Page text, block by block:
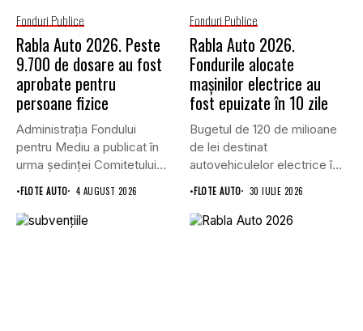
Fonduri Publice
Rabla Auto 2026. Peste
9.700 de dosare au fost
aprobate pentru
persoane fizice
Administrația Fondului
pentru Mediu a publicat în
urma ședinței Comitetului
de Avizare,...
•FLOTE AUTO 4 AUGUST 2026
Fonduri Publice
Rabla Auto 2026.
Fondurile alocate
mașinilor electrice au
fost epuizate în 10 zile
Bugetul de 120 de milioane
de lei destinat
autovehiculelor electrice în
programul...
•FLOTE AUTO 30 IULIE 2026